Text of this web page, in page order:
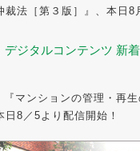
裁法［第３版］』、本日8
デジタルコンテンツ 新着
『マンションの管理・再
8／5より配信開始！